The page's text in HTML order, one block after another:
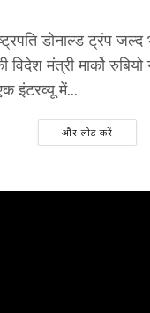
डोनाल्ड ट्रंप जल्द
मंत्री मार्को
इंटरव्यू में...
और लोड करें